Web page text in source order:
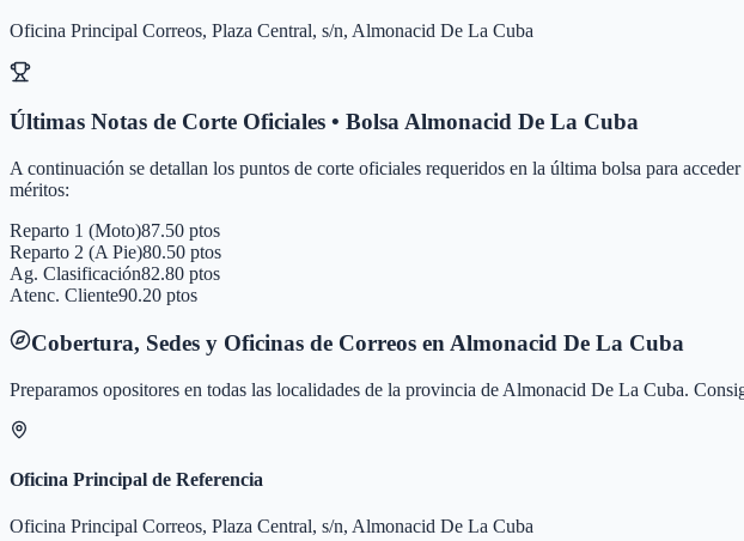
Oficina Principal Correos, Plaza Central, s/n, Almonacid De La Cuba
Últimas Notas de Corte Oficiales • BolsaAlmonacid De La Cuba
A continuación se detallan los puntos de corte oficiales requeridos en la última bolsa para acceder
méritos:
Reparto 1 (Moto)87.50 ptos
Reparto 2 (A Pie)80.50 ptos
Ag. Clasificación82.80 ptos
Atenc. Cliente90.20 ptos
Cobertura, Sedes y Oficinas de Correos en Almonacid De La Cuba
Preparamos opositores en todas las localidades de la provincia de Almonacid De La Cuba.
Oficina Principal de Referencia
Oficina Principal Correos, Plaza Central, s/n, Almonacid De La Cuba